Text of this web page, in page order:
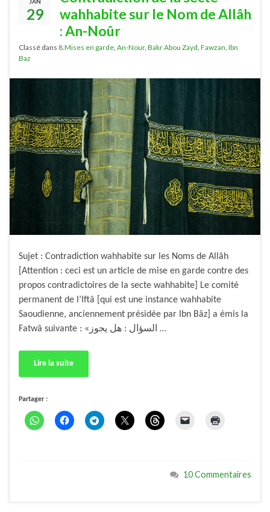
29
wahhabite sur le Nom de Allâh
: An-Noûr
Classé dans 8.Mises en garde, An-Nour, Bakr Abou Zayd, Fawzan, Ibn
Baz
Sujet : Contradiction wahhabite sur les Noms de Allâh
[Attention : ceci est un article de mise en garde contre des
propos contradictoires de la secte wahhabite] Le comité
permanent de l’Iftâ [qui est une instance wahhabite
Saoudienne, anciennement présidée par Ibn Bâz] a émis la
Fatwâ suivante : «السؤال : هل يجوز …
Lire la suite
Partager :
10 Commentaires